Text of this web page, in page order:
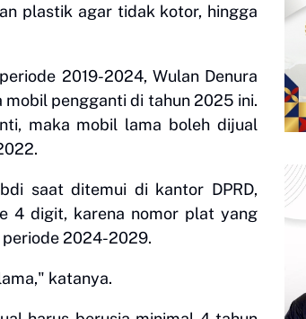
plastik agar tidak kotor, hingga
2019-2024, Wulan Denura
pengganti di tahun 2025 ini.
maka mobil lama boleh dijual
saat ditemui di kantor DPRD,
4 digit, karena nomor plat yang
periode 2024-2029.
katanya.